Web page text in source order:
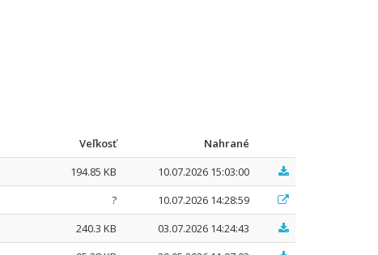
Veľkosť
Nahrané
194.85 KB
10.07.2026 15:03:00
?
10.07.2026 14:28:59
240.3 KB
03.07.2026 14:24:43